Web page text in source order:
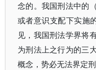
念的。我国刑法中的
或者意识支配下实施
见，我国刑法学界将
为刑法上之行为的三
概念，势必无法界定